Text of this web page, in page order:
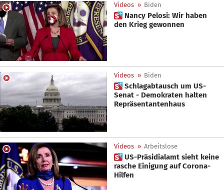
Videos » Biden
 Nancy Pelosi: Wir haben
den Krieg gewonnen
Videos » Biden
 Schlagabtausch um US-
Senat - Demokraten halten
Repräsentantenhaus
Videos » Arbeitslose
 US-Präsidialamt sieht keine
rasche Einigung auf Corona-
Hilfen